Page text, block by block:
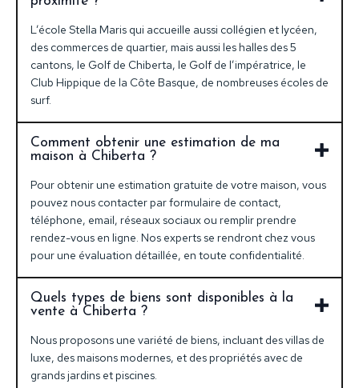
L’école Stella Maris qui accueille aussi collégien et lycéen,
des commerces de quartier, mais aussi les halles des 5
cantons, le Golf de Chiberta, le Golf de l’impératrice, le
Club Hippique de la Côte Basque, de nombreuses écoles de
surf.
Comment obtenir une estimation de ma
maison à Chiberta ?
Pour obtenir une estimation gratuite de votre maison, vous
pouvez nous contacter par formulaire de contact,
téléphone, email, réseaux sociaux ou remplir prendre
rendez-vous en ligne. Nos experts se rendront chez vous
pour une évaluation détaillée, en toute confidentialité.
Quels types de biens sont disponibles à la
vente à Chiberta ?
Nous proposons une variété de biens, incluant des villas de
luxe, des maisons modernes, et des propriétés avec de
grands jardins et piscines.